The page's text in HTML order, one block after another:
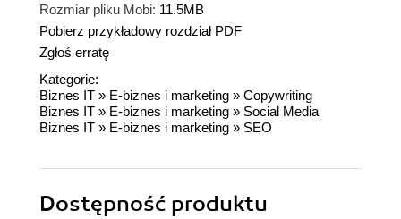
Rozmiar pliku Mobi: 11.5MB
Pobierz przykładowy rozdział PDF
Zgłoś erratę
Kategorie:
Biznes IT » E-biznes i marketing » Copywriting
Biznes IT » E-biznes i marketing » Social Media
Biznes IT » E-biznes i marketing » SEO
Dostępność produktu